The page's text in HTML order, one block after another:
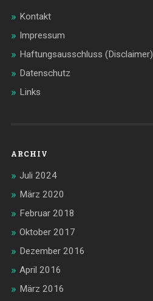
Kontakt
Impressum
Haftungsausschluss (Disclaimer)
Datenschutz
Links
ARCHIV
Juli 2024
März 2020
Februar 2018
Oktober 2017
Dezember 2016
April 2016
März 2016